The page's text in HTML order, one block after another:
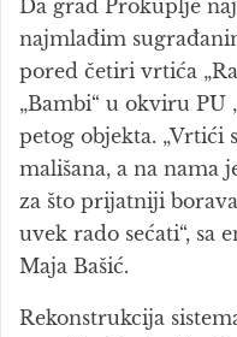
Da grad Prokuplje
najmlađim
pored četiri vrtića
„Bambi“ u okviru PU
petog objekta. „Vrtići
mališana, a na nama
za što prijatniji
uvek rado sećati“, sa
Maja Bašić.
Rekonstrukcija